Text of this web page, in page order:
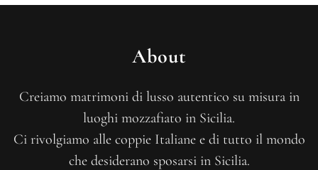
About
Creiamo matrimoni di lusso autentico su misura in
luoghi mozzafiato in Sicilia.
Ci rivolgiamo alle coppie Italiane e di tutto il mondo
che desiderano sposarsi in Sicilia.